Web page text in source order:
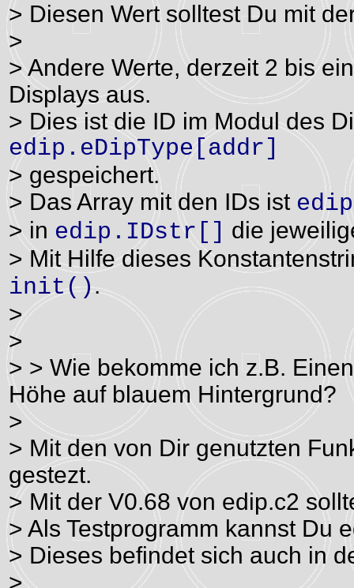
> Diesen Wert solltest Du mit
>
> Andere Werte, derzeit 2 bis
Displays aus.
> Dies ist die ID im Modul des
edip.eDipType[addr]
> gespeichert.
> Das Array mit den IDs ist
> in edip.IDstr[]
die
> Mit Hilfe dieses
init() .
>
>
> > Wie bekomme ich z.B.
Höhe auf blauem Hintergrund?
>
> Mit den von Dir genutzten
gestezt.
> Mit der V0.68 von edip.c2
> Als Testprogramm kannst Du
> Dieses befindet sich auch in
>